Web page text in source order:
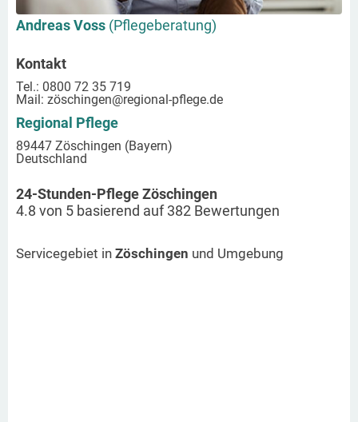
Andreas Voss (Pflegeberatung)
Kontakt
Tel.: 0800 72 35 719
Mail: zöschingen@regional-pflege.de
Regional Pflege
89447 Zöschingen (Bayern)
Deutschland
24-Stunden-Pflege Zöschingen
4.8 von 5 basierend auf382 Bewertungen
Servicegebiet in Zöschingen und Umgebung